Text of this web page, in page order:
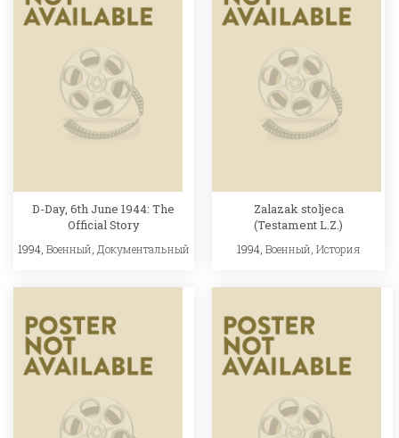
D-Day, 6th June 1944: The
Official Story
1994, Военный Документальный
Zalazak stoljeca
(Testament L.Z.)
1994, Военный История